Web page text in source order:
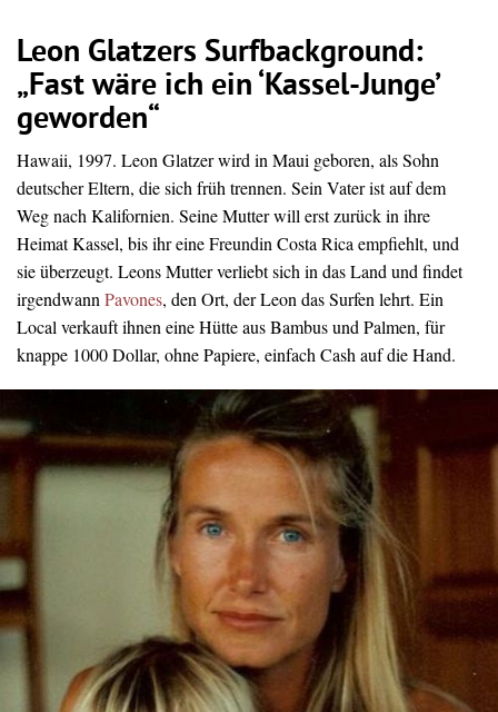
Leon Glatzers Surfbackground:
„Fast wäre ich ein ‘Kassel-Junge’
geworden“
Hawaii, 1997. Leon Glatzer wird in Maui geboren, als Sohn
deutscher Eltern, die sich früh trennen. Sein Vater ist auf dem
Weg nach Kalifornien. Seine Mutter will erst zurück in ihre
Heimat Kassel, bis ihr eine Freundin Costa Rica empfiehlt, und
sie überzeugt. Leons Mutter verliebt sich in das Land und findet
irgendwann Pavones, den Ort, der Leon das Surfen lehrt. Ein
Local verkauft ihnen eine Hütte aus Bambus und Palmen, für
knappe 1000 Dollar, ohne Papiere, einfach Cash auf die Hand.